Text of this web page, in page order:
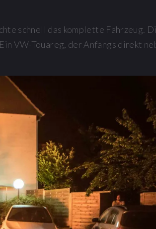
schnell das komplette Fahrzeug.
VW-Touareg, der Anfangs direkt